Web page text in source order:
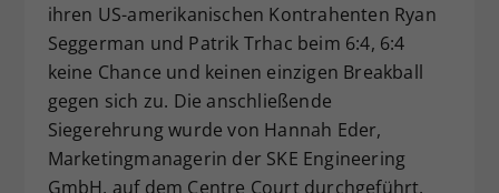
ihren US-amerikanischen Kontrahenten Ryan
Seggerman und Patrik Trhac beim 6:4, 6:4
keine Chance und keinen einzigen Breakball
gegen sich zu. Die anschließende
Siegerehrung wurde von Hannah Eder,
Marketingmanagerin der SKE Engineering
GmbH, auf dem Centre Court durchgeführt.